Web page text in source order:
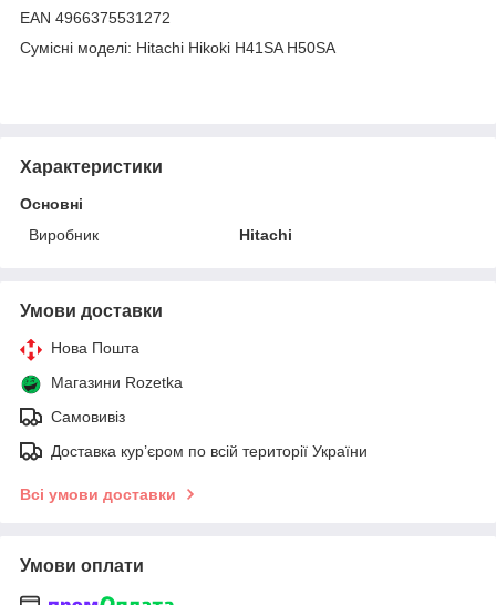
EAN 4966375531272
Сумісні моделі: Hitachi Hikoki H41SA H50SA
Характеристики
Основні
Виробник
Hitachi
Умови доставки
Нова Пошта
Магазини Rozetka
Самовивіз
Доставка кур’єром по всій території України
Всі умови доставки
Умови оплати